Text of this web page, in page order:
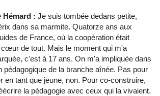
Hémard : Je suis tombée dedans petite,
dans sa marmite. Quatorze ans aux
de France, où la coopération était
de tout. Mais le moment qui m'a
c'est à 17 ans. On m'a impliquée dans
pédagogique de la branche aînée. Pas pour
en tant que jeune, non. Pour co-construire,
la pédagogie avec ceux qui la vivaient.